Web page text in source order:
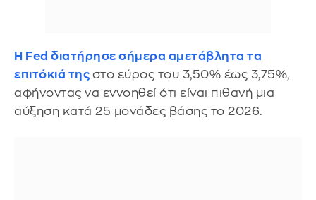
Η Fed διατήρησε σήμερα αμετάβλητα τα
επιτόκιά της στο εύρος του 3,50% έως 3,75%,
αφήνοντας να εννοηθεί ότι είναι πιθανή μια
αύξηση κατά 25 μονάδες βάσης το 2026.